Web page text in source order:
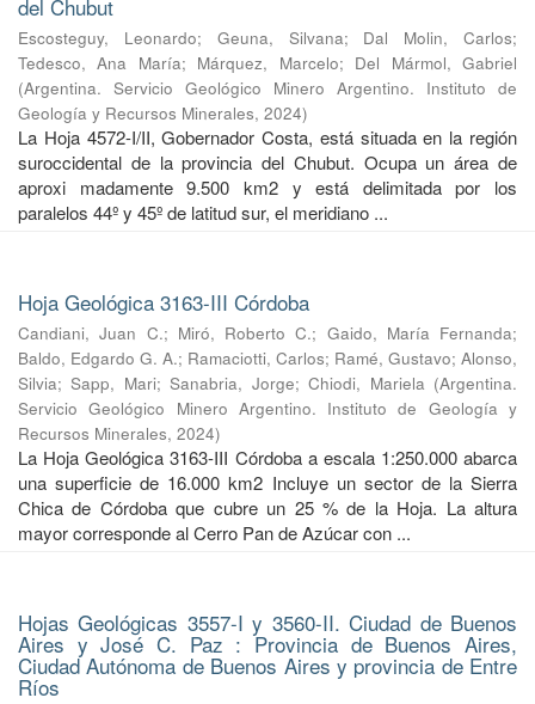
del Chubut
Escosteguy, Leonardo; Geuna, Silvana; Dal Molin, Carlos;
Tedesco, Ana María; Márquez, Marcelo; Del Mármol, Gabriel
(Argentina. Servicio Geológico Minero Argentino. Instituto de
Geología y Recursos Minerales, 2024)
La Hoja 4572-I/II, Gobernador Costa, está situada en la región
suroccidental de la provincia del Chubut. Ocupa un área de
aproxi madamente 9.500 km2 y está delimitada por los
paralelos 44º y 45º de latitud sur, el meridiano ...
Hoja Geológica 3163-III Córdoba
Candiani, Juan C.; Miró, Roberto C.; Gaido, María Fernanda;
Baldo, Edgardo G. A.; Ramaciotti, Carlos; Ramé, Gustavo; Alonso,
Silvia;Sapp, Mari;Sanabria, Jorge;Chiodi, Mariela (Argentina.
Servicio Geológico Minero Argentino. Instituto de Geología y
Recursos Minerales, 2024)
La Hoja Geológica 3163-III Córdoba a escala 1:250.000 abarca
una superficie de 16.000 km2 Incluye un sector de la Sierra
Chica de Córdoba que cubre un 25 % de la Hoja. La altura
mayor corresponde al Cerro Pan de Azúcar con ...
Hojas Geológicas 3557-I y 3560-II. Ciudad de Buenos
Aires y José C. Paz : Provincia de Buenos Aires,
Ciudad Autónoma de Buenos Aires y provincia de Entre
Ríos